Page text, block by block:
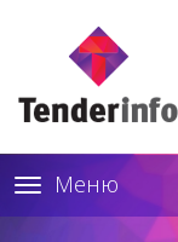
Toggle
navigation
Меню